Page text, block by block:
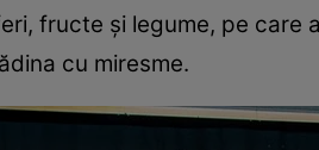
fructe și legume, pe care
cu miresme.